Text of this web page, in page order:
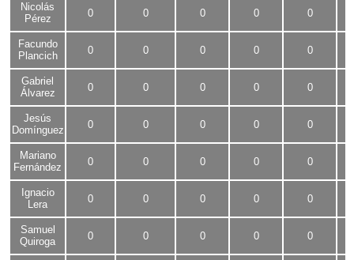
Nicolás
Pérez
0 0 0 0 0
Facundo
Plancich
0 0 0 0 0
Gabriel
Álvarez
0 0 0 0 0
Jesús
Domínguez
0 0 0 0 0
Mariano
Fernández
0 0 0 0 0
Ignacio
Lera
0 0 0 0 0
Samuel
Quiroga
0 0 0 0 0